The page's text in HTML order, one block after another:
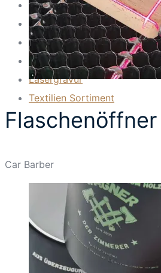
Beflockung
Bestickung
DTF Transfer
Folienplott
Lasergravur
Textilien Sortiment
Flaschenöffner
Car Barber